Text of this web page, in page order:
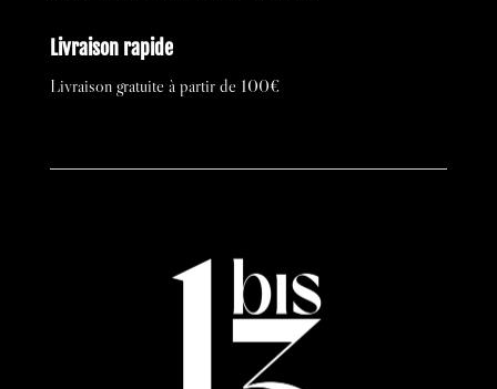
Livraison rapide
Livraison gratuite à partir de 100€